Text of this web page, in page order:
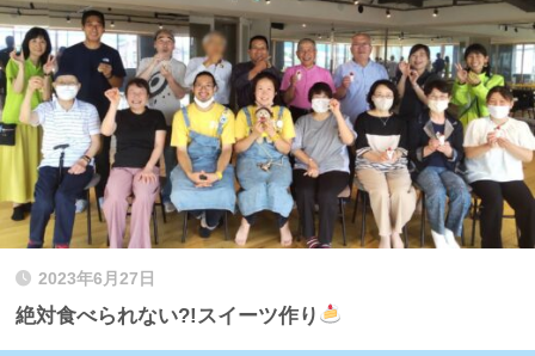
2023年6月27日
絶対食べられない?!スイーツ作り